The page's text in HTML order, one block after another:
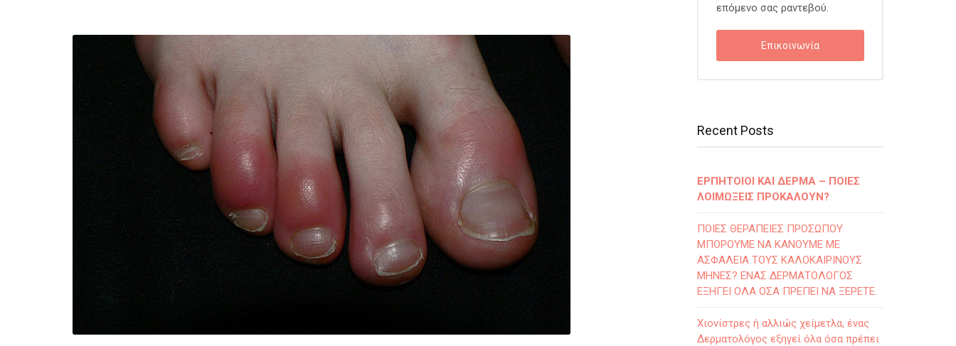
επόμενο σας ραντεβού.
Επικοινωνία
Recent Posts
ΕΡΠΗΤΟΙΟΙ ΚΑΙ ΔΕΡΜΑ – ΠΟΙΕΣ
ΛΟΙΜΩΞΕΙΣ ΠΡΟΚΑΛΟΥΝ?
ΠΟΙΕΣ ΘΕΡΑΠΕΙΕΣ ΠΡΟΣΩΠΟΥ
ΜΠΟΡΟΥΜΕ ΝΑ ΚΑΝΟΥΜΕ ΜΕ
ΑΣΦΑΛΕΙΑ ΤΟΥΣ ΚΑΛΟΚΑΙΡΙΝΟΥΣ
ΜΗΝΕΣ? ΕΝΑΣ ΔΕΡΜΑΤΟΛΟΓΟΣ
ΕΞΗΓΕΙ ΟΛΑ ΟΣΑ ΠΡΕΠΕΙ ΝΑ ΞΕΡΕΤΕ.
Χιονίστρες ή αλλιώς χείμετλα, ένας
Δερματολόγος εξηγεί όλα όσα πρέπει